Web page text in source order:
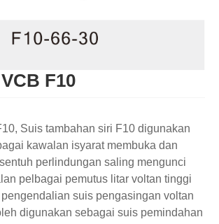
F10
Suis tambahan siri F10 digunakan
kawalan isyarat membuka dan
perlindungan saling mengunci
pelbagai pemutus litar voltan tinggi
suis pengasingan voltan
digunakan sebagai suis pemindahan